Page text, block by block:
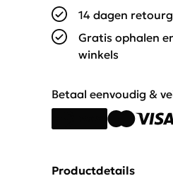
14 dagen
Gratis ophalen
winkels
Betaal eenvoudig &
Productdetails